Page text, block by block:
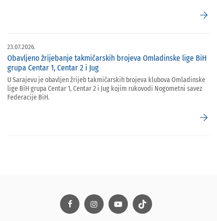
arrow_forward
23.07.2026.
Obavljeno žrijebanje takmičarskih brojeva Omladinske lige BiH
grupa Centar 1, Centar 2 i Jug
U Sarajevu je obavljen žrijeb takmičarskih brojeva klubova Omladinske
lige BiH grupa Centar 1, Centar 2 i Jug kojim rukovodi Nogometni savez
Federacije BiH.
arrow_forward